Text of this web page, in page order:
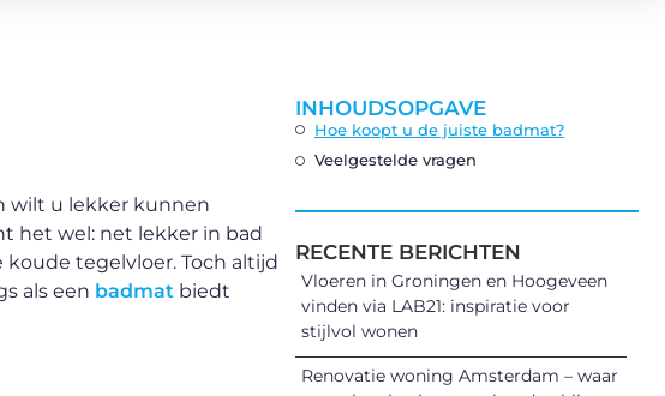
wilt u lekker kunnen
het wel: net lekker in bad
tegelvloer. Toch altijd
als een badmat biedt
INHOUDSOPGAVE
Hoe koopt u de juiste badmat?
Veelgestelde vragen
RECENTE BERICHTEN
Vloeren in Groningen en Hoogeveen
vinden via LAB21: inspiratie voor
stijlvol wonen
Renovatie woning Amsterdam – waar